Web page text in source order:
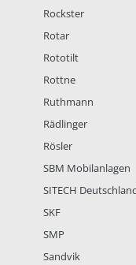
Rockster
Rotar
Rototilt
Rottne
Ruthmann
Rädlinger
Rösler
SBM Mobilanlagen
SITECH
SKF
SMP
Sandvik